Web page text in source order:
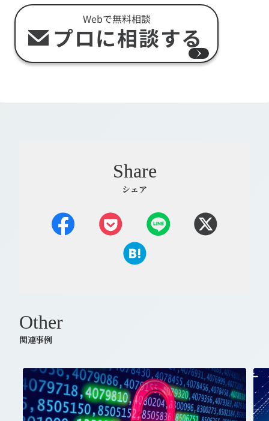
Webで無料相談
プロに相談する
Share
シェア
Other
関連事例